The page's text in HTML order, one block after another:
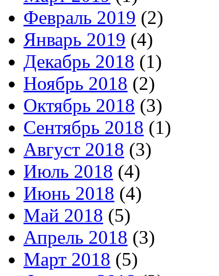
Февраль 2019 (2)
Январь 2019 (4)
Декабрь 2018 (1)
Ноябрь 2018 (2)
Октябрь 2018 (3)
Сентябрь 2018 (1)
Август 2018 (3)
Июль 2018 (4)
Июнь 2018 (4)
Май 2018 (5)
Апрель 2018 (3)
Март 2018 (5)